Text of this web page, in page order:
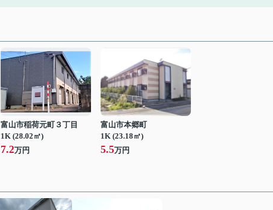
富山市稲荷元町３丁目
1K (28.02㎡)
7.2万円
富山市本郷町
1K (23.18㎡)
5.5万円